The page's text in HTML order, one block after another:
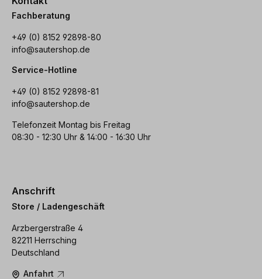
Fachberatung
+49 (0) 8152 92898-80
info@sautershop.de
Service-Hotline
+49 (0) 8152 92898-81
info@sautershop.de
Telefonzeit Montag bis Freitag
08:30 - 12:30 Uhr & 14:00 - 16:30 Uhr
Anschrift
Store / Ladengeschäft
Arzbergerstraße 4
82211 Herrsching
Deutschland
Anfahrt